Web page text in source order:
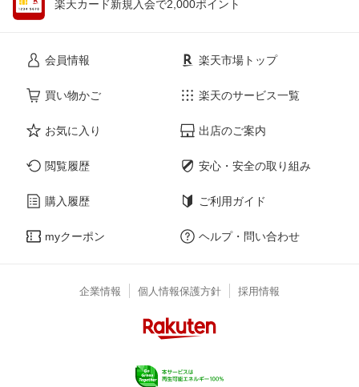
楽天カード新規入会で2,000ポイント
会員情報
買い物かご
お気に入り
閲覧履歴
購入履歴
myクーポン
楽天市場トップ
楽天のサービス一覧
出店のご案内
安心・安全の取り組み
ご利用ガイド
ヘルプ・問い合わせ
企業情報 個人情報保護方針 採用情報